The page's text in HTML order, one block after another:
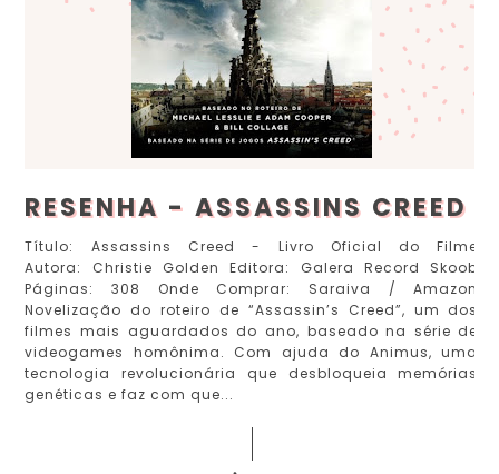
RESENHA - ASSASSINS CREED
Título: Assassins Creed - Livro Oficial do Filme
Autora: Christie Golden Editora: Galera Record Skoob
Páginas: 308 Onde Comprar: Saraiva / Amazon
Novelização do roteiro de “Assassin’s Creed”, um dos
filmes mais aguardados do ano, baseado na série de
videogames homônima. Com ajuda do Animus, uma
tecnologia revolucionária que desbloqueia memórias
genéticas e faz com que...